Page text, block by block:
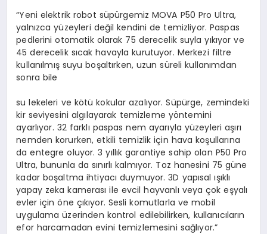
“Yeni elektrik robot süpürgemiz MOVA P50 Pro Ultra,
yalnızca yüzeyleri değil kendini de temizliyor. Paspas
pedlerini otomatik olarak 75 derecelik suyla yıkıyor ve
45 derecelik sıcak havayla kurutuyor. Merkezi filtre
kullanılmış suyu boşaltırken, uzun süreli kullanımdan
sonra bile
su lekeleri ve kötü kokular azalıyor. Süpürge, zemindeki
kir seviyesini algılayarak temizleme yöntemini
ayarlıyor. 32 farklı paspas nem ayarıyla yüzeyleri aşırı
nemden korurken, etkili temizlik için hava koşullarına
da entegre oluyor. 3 yıllık garantiye sahip olan P50 Pro
Ultra, bununla da sınırlı kalmıyor. Toz hanesini 75 güne
kadar boşaltma ihtiyacı duymuyor. 3D yapısal ışıklı
yapay zeka kamerası ile evcil hayvanlı veya çok eşyalı
evler için öne çıkıyor. Sesli komutlarla ve mobil
uygulama üzerinden kontrol edilebilirken, kullanıcıların
efor harcamadan evini temizlemesini sağlıyor.”